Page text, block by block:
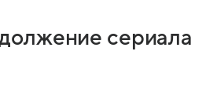
сериала